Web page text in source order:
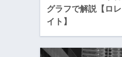
グラフで解説【ロ
イト】